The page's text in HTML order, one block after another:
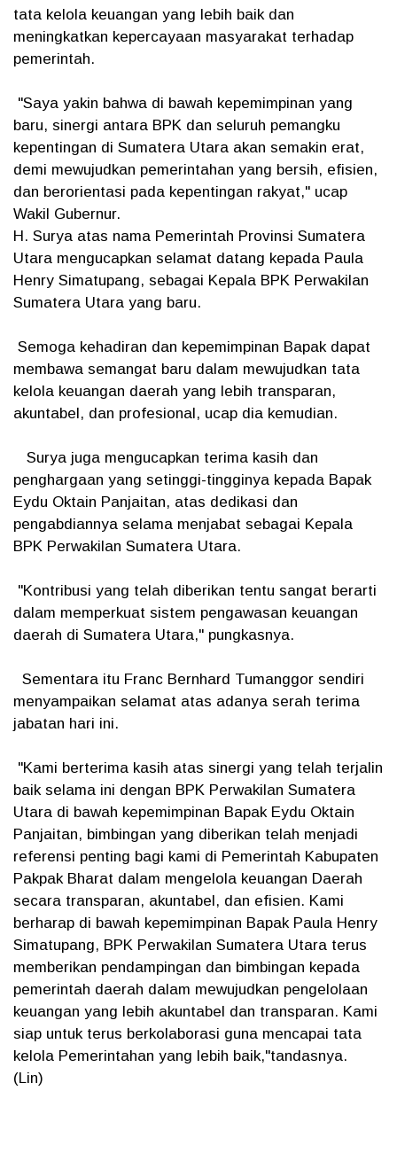
tata kelola keuangan yang lebih baik dan
meningkatkan kepercayaan masyarakat terhadap
pemerintah.
"Saya yakin bahwa di bawah kepemimpinan yang
baru, sinergi antara BPK dan seluruh pemangku
kepentingan di Sumatera Utara akan semakin erat,
demi mewujudkan pemerintahan yang bersih, efisien,
dan berorientasi pada kepentingan rakyat," ucap
Wakil Gubernur.
H. Surya atas nama Pemerintah Provinsi Sumatera
Utara mengucapkan selamat datang kepada Paula
Henry Simatupang, sebagai Kepala BPK Perwakilan
Sumatera Utara yang baru.
Semoga kehadiran dan kepemimpinan Bapak dapat
membawa semangat baru dalam mewujudkan tata
kelola keuangan daerah yang lebih transparan,
akuntabel, dan profesional, ucap dia kemudian.
Surya juga mengucapkan terima kasih dan
penghargaan yang setinggi-tingginya kepada Bapak
Eydu Oktain Panjaitan, atas dedikasi dan
pengabdiannya selama menjabat sebagai Kepala
BPK Perwakilan Sumatera Utara.
"Kontribusi yang telah diberikan tentu sangat berarti
dalam memperkuat sistem pengawasan keuangan
daerah di Sumatera Utara," pungkasnya.
Sementara itu Franc Bernhard Tumanggor sendiri
menyampaikan selamat atas adanya serah terima
jabatan hari ini.
"Kami berterima kasih atas sinergi yang telah terjalin
baik selama ini dengan BPK Perwakilan Sumatera
Utara di bawah kepemimpinan Bapak Eydu Oktain
Panjaitan, bimbingan yang diberikan telah menjadi
referensi penting bagi kami di Pemerintah Kabupaten
Pakpak Bharat dalam mengelola keuangan Daerah
secara transparan, akuntabel, dan efisien. Kami
berharap di bawah kepemimpinan Bapak Paula Henry
Simatupang, BPK Perwakilan Sumatera Utara terus
memberikan pendampingan dan bimbingan kepada
pemerintah daerah dalam mewujudkan pengelolaan
keuangan yang lebih akuntabel dan transparan. Kami
siap untuk terus berkolaborasi guna mencapai tata
kelola Pemerintahan yang lebih baik,"tandasnya.
(Lin)